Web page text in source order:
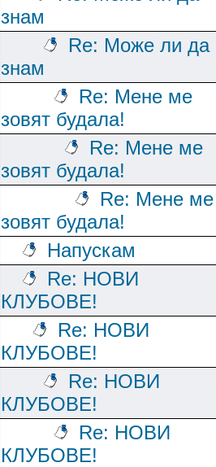
знам
Re: Може ли да
знам
Re: Мене ме
зовят будала!
Re: Мене ме
зовят будала!
Re: Мене ме
зовят будала!
Напускам
Re: НОВИ
КЛУБОВЕ!
Re: НОВИ
КЛУБОВЕ!
Re: НОВИ
КЛУБОВЕ!
Re: НОВИ
КЛУБОВЕ!